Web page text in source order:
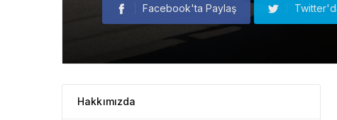
Facebook'ta Paylaş
Hakkımızda